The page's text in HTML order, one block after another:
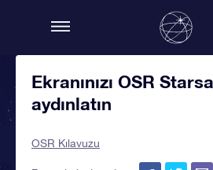
Ekranınızı OSR
aydınlatın
OSR Kılavuzu